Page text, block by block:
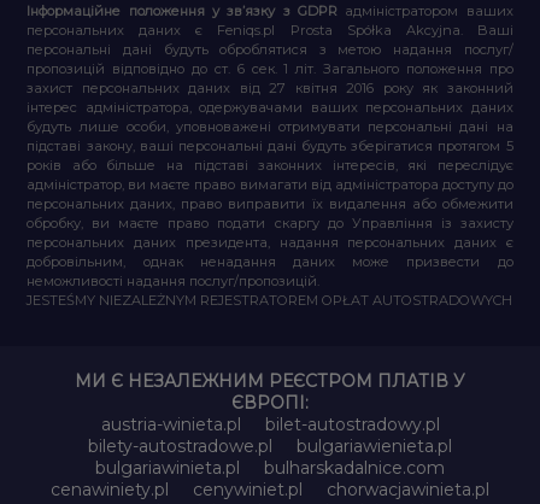
Інформаційне положення у зв’язку з GDPR адміністратором ваших
персональних даних є Feniqs.pl Prosta Spółka Akcyjna. Ваші
персональні дані будуть оброблятися з метою надання послуг/
пропозицій відповідно до ст. 6 сек. 1 літ. Загального положення про
захист персональних даних від 27 квітня 2016 року як законний
інтерес адміністратора, одержувачами ваших персональних даних
будуть лише особи, уповноважені отримувати персональні дані на
підставі закону, ваші персональні дані будуть зберігатися протягом 5
років або більше на підставі законних інтересів, які переслідує
адміністратор, ви маєте право вимагати від адміністратора доступу до
персональних даних, право виправити їх видалення або обмежити
обробку, ви маєте право подати скаргу до Управління із захисту
персональних даних президента, надання персональних даних є
добровільним, однак ненадання даних може призвести до
неможливості надання послуг/пропозицій.
JESTEŚMY NIEZALEŻNYM REJESTRATOREM OPŁAT AUTOSTRADOWYCH
МИ Є НЕЗАЛЕЖНИМ РЕЄСТРОМ ПЛАТІВ У
ЄВРОПІ:
austria-winieta.pl
bilet-autostradowy.pl
bilety-autostradowe.pl
bulgariawienieta.pl
bulgariawinieta.pl
bulharskadalnice.com
cenawiniety.pl
cenywiniet.pl
chorwacjawinieta.pl